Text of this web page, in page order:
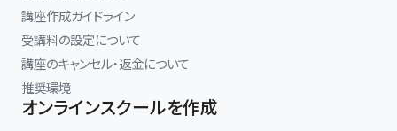
講座作成ガイドライン
受講料の設定について
講座のキャンセル・返金について
推奨環境
オンラインスクールを作成